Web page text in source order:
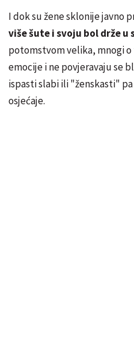
I dok su žene sklonije javno
više šute i svoju bol drže u
potomstvom velika, mnogi
emocije i ne povjeravaju se
ispasti slabi ili "ženskasti"
osjećaje.